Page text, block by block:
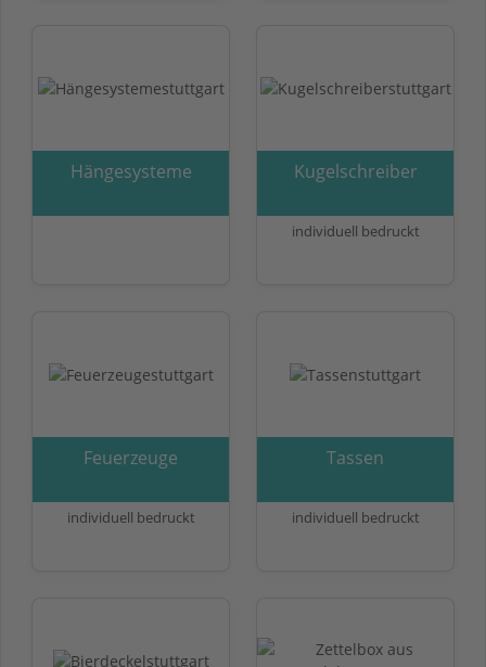
Hängesysteme Kugelschreiber
individuell bedruckt
Feuerzeuge
individuell bedruckt
Tassen
individuell bedruckt